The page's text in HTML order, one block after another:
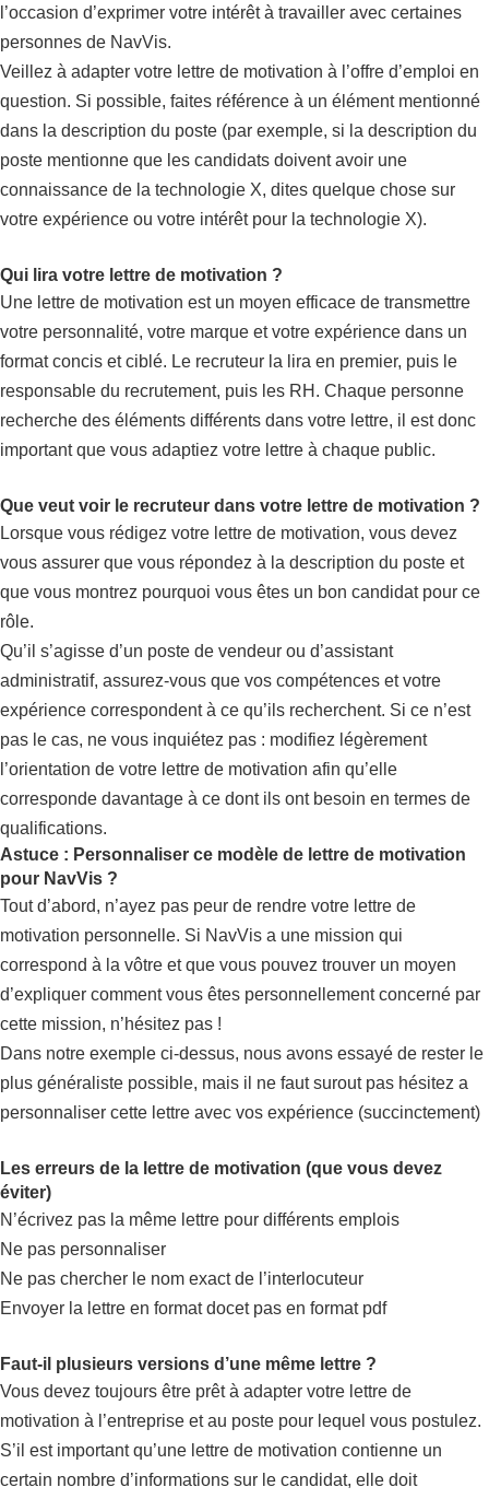
l’occasion d’exprimer votre intérêt à travailler avec certaines
personnes de NavVis.
Veillez à adapter votre lettre de motivation à l’offre d’emploi en
question. Si possible, faites référence à un élément mentionné
dans la description du poste (par exemple, si la description du
poste mentionne que les candidats doivent avoir une
connaissance de la technologie X, dites quelque chose sur
votre expérience ou votre intérêt pour la technologie X).
Qui lira votre lettre de motivation ?
Une lettre de motivation est un moyen efficace de transmettre
votre personnalité, votre marque et votre expérience dans un
format concis et ciblé. Le recruteur la lira en premier, puis le
responsable du recrutement, puis les RH. Chaque personne
recherche des éléments différents dans votre lettre, il est donc
important que vous adaptiez votre lettre à chaque public.
Que veut voir le recruteur dans votre lettre de motivation ?
Lorsque vous rédigez votre lettre de motivation, vous devez
vous assurer que vous répondez à la description du poste et
que vous montrez pourquoi vous êtes un bon candidat pour ce
rôle.
Qu’il s’agisse d’un poste de vendeur ou d’assistant
administratif, assurez-vous que vos compétences et votre
expérience correspondent à ce qu’ils recherchent. Si ce n’est
pas le cas, ne vous inquiétez pas : modifiez légèrement
l’orientation de votre lettre de motivation afin qu’elle
corresponde davantage à ce dont ils ont besoin en termes de
qualifications.
Astuce : Personnaliser ce modèle de lettre de motivation
pour NavVis ?
Tout d’abord, n’ayez pas peur de rendre votre lettre de
motivation personnelle. Si NavVis a une mission qui
correspond à la vôtre et que vous pouvez trouver un moyen
d’expliquer comment vous êtes personnellement concerné par
cette mission, n’hésitez pas !
Dans notre exemple ci-dessus, nous avons essayé de rester le
plus généraliste possible, mais il ne faut surout pas hésitez a
personnaliser cette lettre avec vos expérience (succinctement)
Les erreurs de la lettre de motivation (que vous devez
éviter)
N’écrivez pas la même lettre pour différents emplois
Ne pas personnaliser
Ne pas chercher le nom exact de l’interlocuteur
Envoyer la lettre en format docet pas en format pdf
Faut-il plusieurs versions d’une même lettre ?
Vous devez toujours être prêt à adapter votre lettre de
motivation à l’entreprise et au poste pour lequel vous postulez.
S’il est important qu’une lettre de motivation contienne un
certain nombre d’informations sur le candidat, elle doit